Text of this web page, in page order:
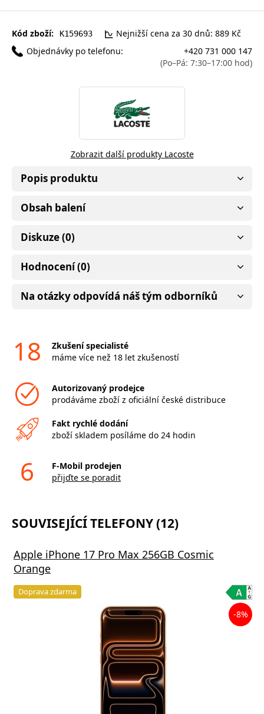
Kód zboží: K159693
Nejnižší cena za 30 dnů: 889 Kč
Objednávky po telefonu:
+420 731 000 147
(Po–Pá: 7:30–17:00 hod)
Zobrazit další produkty Lacoste
Popis produktu
Obsah balení
Diskuze (0)
Hodnocení (0)
Na otázky odpovídá náš tým odborníků
18
Zkušení specialisté
máme více než 18 let zkušeností
Autorizovaný prodejce
prodáváme zboží z oficiální české distribuce
Fakt rychlé dodání
zboží skladem posíláme do 24 hodin
6
F-Mobil prodejen
přijďte se poradit
SOUVISEJÍCÍ TELEFONY (12)
Apple iPhone 17 Pro Max 256GB Cosmic
Orange
Doprava zdarma
-8%